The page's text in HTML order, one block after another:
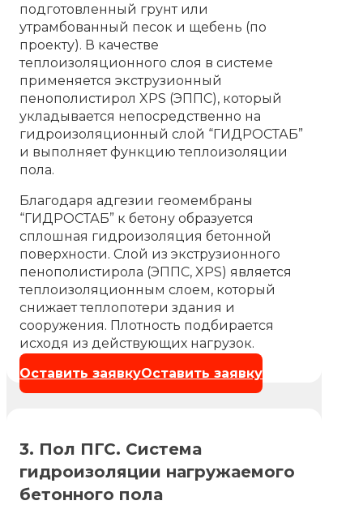
подготовленный грунт или
утрамбованный песок и щебень (по
проекту). В качестве
теплоизоляционного слоя в системе
применяется экструзионный
пенополистирол XPS (ЭППС), который
укладывается непосредственно на
гидроизоляционный слой “ГИДРОСТАБ”
и выполняет функцию теплоизоляции
пола.
Благодаря адгезии геомембраны
“ГИДРОСТАБ” к бетону образуется
сплошная гидроизоляция бетонной
поверхности. Слой из экструзионного
пенополистирола (ЭППС, XPS) является
теплоизоляционным слоем, который
снижает теплопотери здания и
сооружения. Плотность подбирается
исходя из действующих нагрузок.
Оставить заявкуОставить заявку
3. Пол ПГС. Система
гидроизоляции нагружаемого
бетонного пола